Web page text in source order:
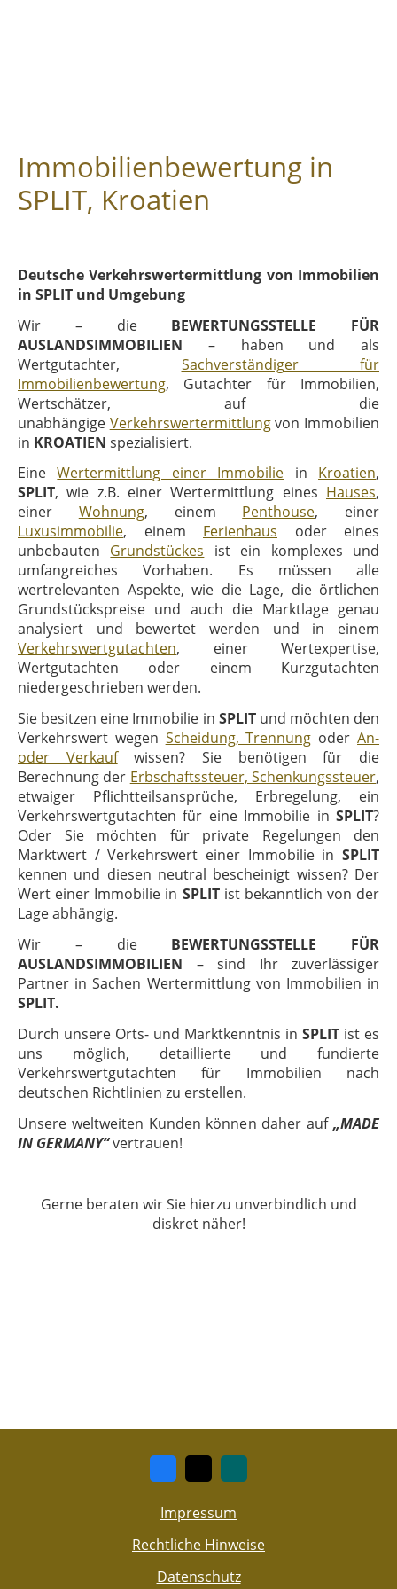
Immobilienbewertung in
SPLIT, Kroatien
Deutsche Verkehrswertermittlung von Immobilien
in SPLIT und Umgebung
Wir – die BEWERTUNGSSTELLE FÜR
AUSLANDSIMMOBILIEN – haben und als
Wertgutachter, Sachverständiger für
Immobilienbewertung, Gutachter für Immobilien,
Wertschätzer, auf die
unabhängige Verkehrswertermittlungvon Immobilien
in KROATIEN spezialisiert.
EineWertermittlung einer Immobilie in Kroatien,
SPLIT, wie z.B. einer Wertermittlung eines Hauses,
einer Wohnung, einem Penthouse, einer
Luxusimmobilie, einem Ferienhaus oder eines
unbebauten Grundstückes ist ein komplexes und
umfangreiches Vorhaben. Es müssen alle
wertrelevanten Aspekte, wie die Lage, die örtlichen
Grundstückspreise und auch die Marktlage genau
analysiert und bewertet werden und in einem
Verkehrswertgutachten, einer Wertexpertise,
Wertgutachten oder einem Kurzgutachten
niedergeschrieben werden.
Sie besitzen eine Immobilie in SPLITund möchten den
Verkehrswert wegen Scheidung, Trennung oderAn-
oder Verkaufwissen? Sie benötigen für die
Berechnung der Erbschaftssteuer, Schenkungssteuer,
etwaiger Pflichtteilsansprüche, Erbregelung, ein
Verkehrswertgutachten für eine Immobilie in SPLIT?
Oder Sie möchten für private Regelungen den
Marktwert / Verkehrswert einer Immobilie in SPLIT
kennen und diesen neutral bescheinigt wissen? Der
Wert einer Immobilie in SPLITist bekanntlich von der
Lage abhängig.
Wir – die BEWERTUNGSSTELLE FÜR
AUSLANDSIMMOBILIEN – sind Ihr zuverlässiger
Partner in Sachen Wertermittlung von Immobilien in
SPLIT.
Durch unsere Orts- und Marktkenntnis in SPLIT ist es
uns möglich, detaillierte und fundierte
Verkehrswertgutachten für Immobilien nach
deutschen Richtlinien zu erstellen.
Unsere weltweiten Kunden können daher auf „MADE
IN GERMANY“vertrauen!
Gerne beraten wir Sie hierzu unverbindlich und
diskret näher!
Impressum
Rechtliche Hinweise
Datenschutz